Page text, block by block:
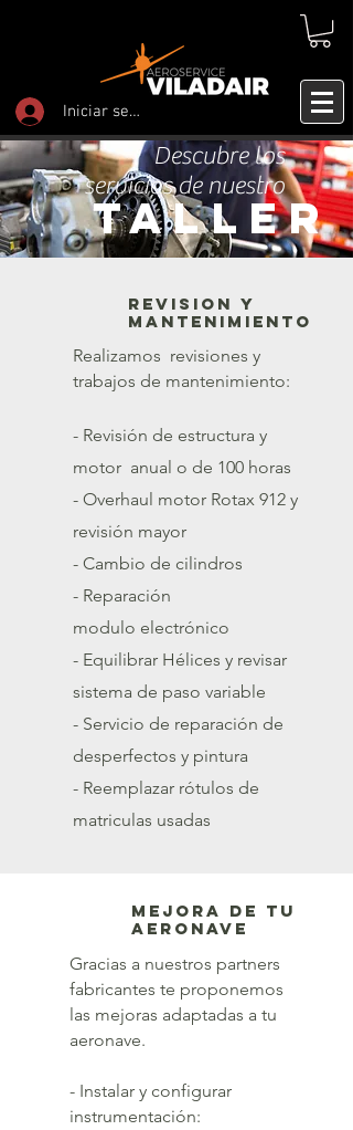
Iniciar sesión
Descubre los
servicios de nuestro
TALLER
REVISION Y
MANTENIMIENTO
Realizamos revisiones y
trabajos de mantenimiento:
- Revisión de estructura y
motor anual o de 100 horas
- Overhaul motor Rotax 912 y
revisión mayor
- Cambio de cilindros
- Reparación
modulo electrónico
- Equilibrar Hélices y revisar
sistema de paso variable
- Servicio de reparación de
desperfectos y pintura
- Reemplazar rótulos de
matriculas usadas
mejora de tu
aeronave
Gracias a nuestros partners
fabricantes te proponemos
las mejoras adaptadas a tu
aeronave.
- Instalar y configurar
instrumentación: